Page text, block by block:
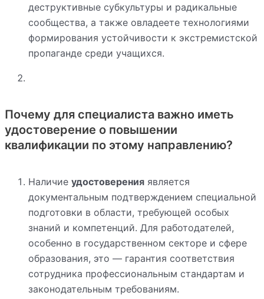
деструктивные субкультуры и радикальные
сообщества, а также овладеете технологиями
формирования устойчивости к экстремистской
пропаганде среди учащихся.
Почему для специалиста важно иметь
удостоверение о повышении
квалификации по этому направлению?
Наличие удостоверения является
документальным подтверждением специальной
подготовки в области, требующей особых
знаний и компетенций. Для работодателей,
особенно в государственном секторе и сфере
образования, это — гарантия соответствия
сотрудника профессиональным стандартам и
законодательным требованиям.